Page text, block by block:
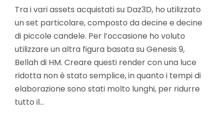
Tra i vari assets acquistati su Daz3D, ho utilizzato
un set particolare, composto da decine e decine
di piccole candele. Per l’occasione ho voluto
utilizzare un altra figura basata su Genesis 9,
Bellah di HM. Creare questi render con una luce
ridotta non è stato semplice, in quanto i tempi di
elaborazione sono stati molto lunghi, per ridurre
tutto il…